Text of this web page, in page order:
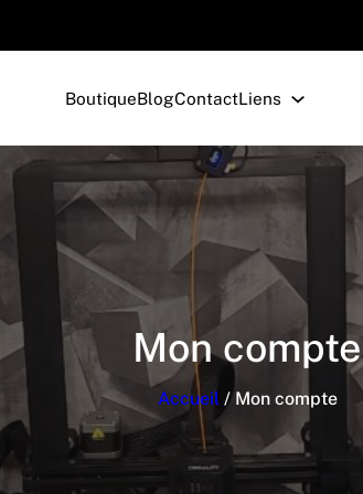
BoutiqueBlogContactLiens
Mon compte
Accueil / Mon compte